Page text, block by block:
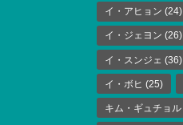
イ・アヒョン (24)
イ・ジェヨン (26)
イ・スンジェ (36)
イ・ボヒ (25)
キム・ギュチョル